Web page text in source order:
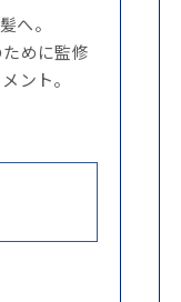
へ。
めに監修
ント。